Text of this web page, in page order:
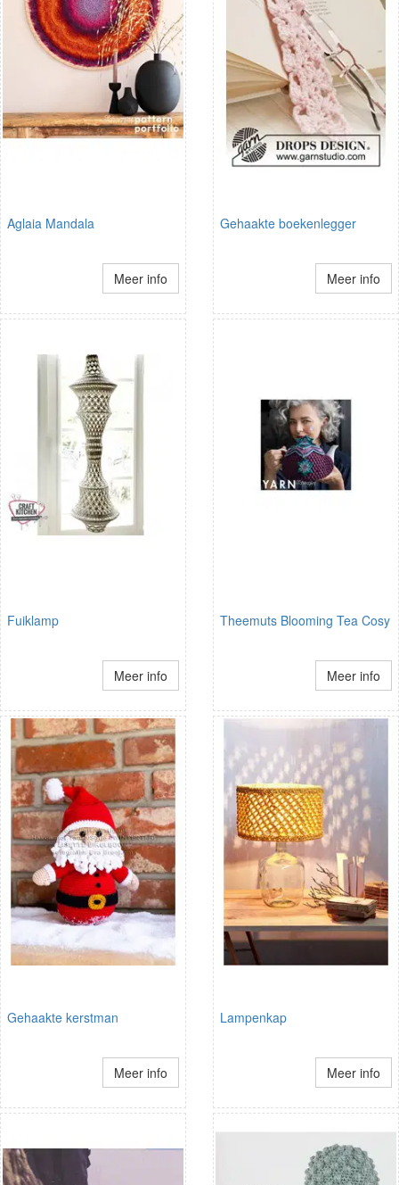
Aglaia Mandala
Meer info
Gehaakte boekenlegger
Meer info
Fuiklamp
Meer info
Theemuts Blooming Tea Cosy
Meer info
Gehaakte kerstman
Meer info
Lampenkap
Meer info